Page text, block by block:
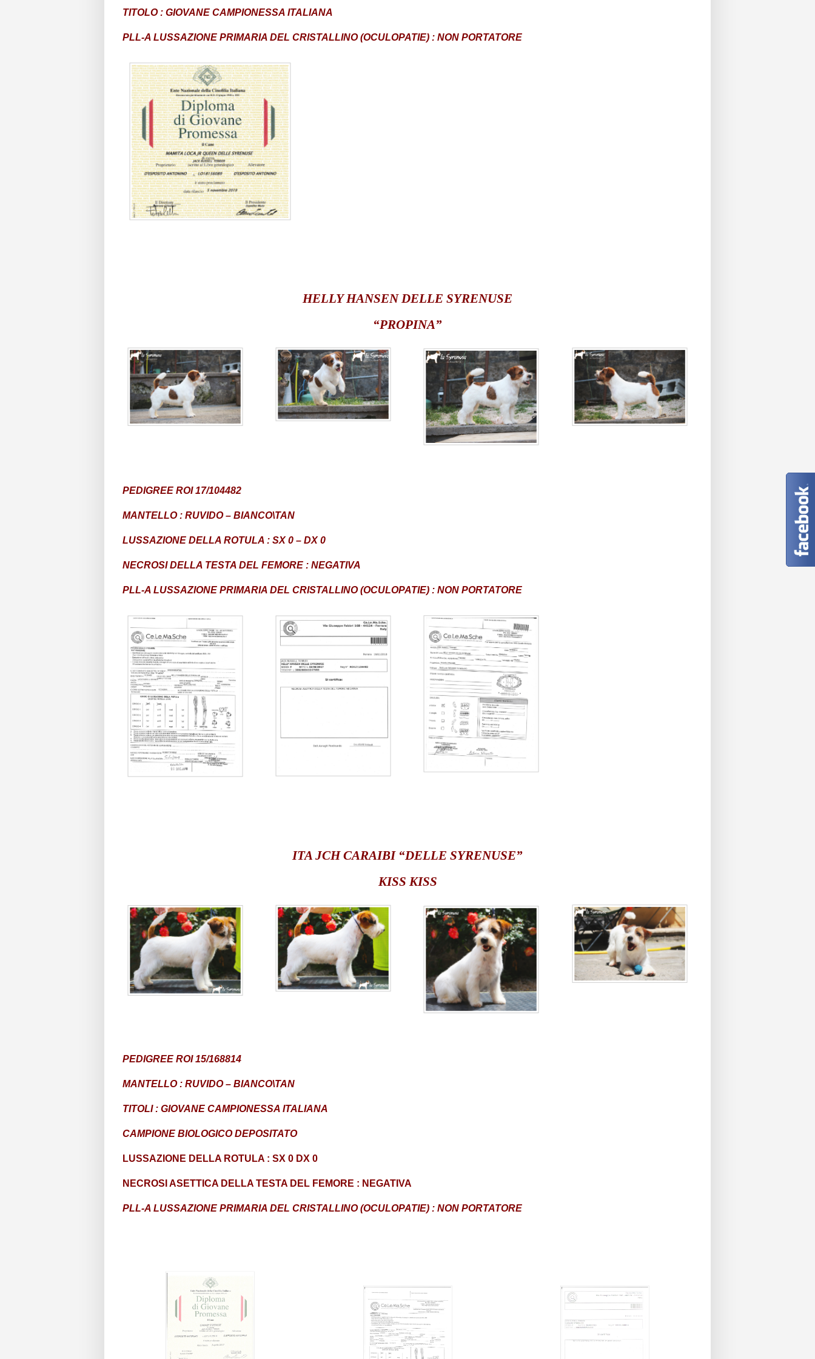
TITOLO : GIOVANE CAMPIONESSA ITALIANA
PLL-A LUSSAZIONE PRIMARIA DEL CRISTALLINO (OCULOPATIE) : NON PORTATORE
HELLY HANSEN DELLE SYRENUSE
“PROPINA”
PEDIGREE ROI 17/104482
MANTELLO : RUVIDO – BIANCO\TAN
LUSSAZIONE DELLA ROTULA : SX 0 – DX 0
NECROSI DELLA TESTA DEL FEMORE : NEGATIVA
PLL-A LUSSAZIONE PRIMARIA DEL CRISTALLINO (OCULOPATIE) : NON PORTATORE
ITA JCH CARAIBI “DELLE SYRENUSE”
KISS KISS
PEDIGREE ROI 15/168814
MANTELLO : RUVIDO – BIANCO\TAN
TITOLI : GIOVANE CAMPIONESSA ITALIANA
CAMPIONE BIOLOGICO DEPOSITATO
LUSSAZIONE DELLA ROTULA : SX 0 DX 0
NECROSI ASETTICA DELLA TESTA DEL FEMORE : NEGATIVA
PLL-A LUSSAZIONE PRIMARIA DEL CRISTALLINO (OCULOPATIE) : NON PORTATORE